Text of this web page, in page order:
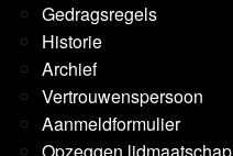
Gedragsregels
Historie
Archief
Vertrouwenspersoon
Aanmeldformulier